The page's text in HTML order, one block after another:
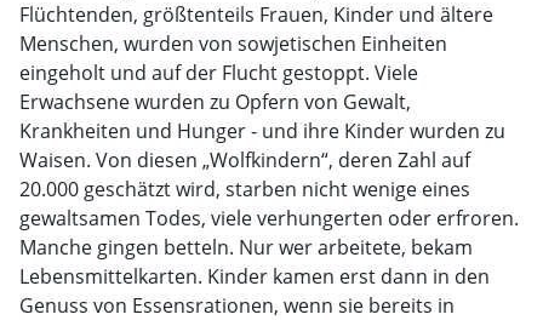
Flüchtenden, größtenteils Frauen, Kinder und ältere
Menschen, wurden von sowjetischen Einheiten
eingeholt und auf der Flucht gestoppt. Viele
Erwachsene wurden zu Opfern von Gewalt,
Krankheiten und Hunger - und ihre Kinder wurden zu
Waisen. Von diesen „Wolfkindern“, deren Zahl auf
20.000 geschätzt wird, starben nicht wenige eines
gewaltsamen Todes, viele verhungerten oder erfroren.
Manche gingen betteln. Nur wer arbeitete, bekam
Lebensmittelkarten. Kinder kamen erst dann in den
Genuss von Essensrationen, wenn sie bereits in